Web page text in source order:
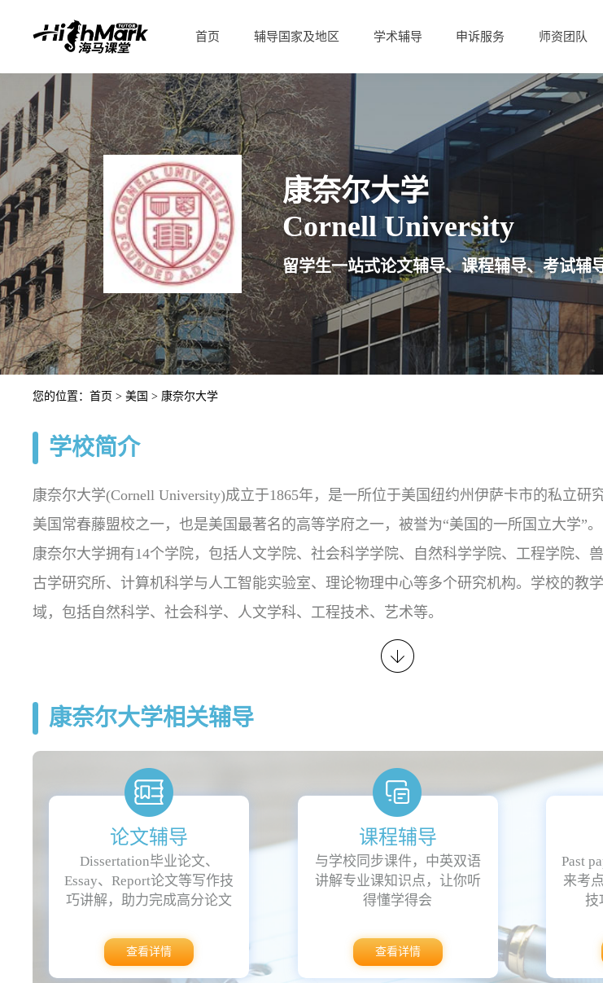
首页 辅导国家及地区 学术辅导 申诉服务 师资团队
康奈尔大学
Cornell University
留学生一站式论文辅导、课程辅导、考试辅
您的位置：首页 >美国 > 康奈尔大学
学校简介
康奈尔大学(Cornell University)成立于1865年，是一所位于美国纽约州伊萨卡市的私立研
美国常春藤盟校之一，也是美国最著名的高等学府之一，被誉为“美国的一所国立大学”。
康奈尔大学拥有14个学院，包括人文学院、社会科学学院、自然科学学院、工程学院、
古学研究所、计算机科学与人工智能实验室、理论物理中心等多个研究机构。学校的教
域，包括自然科学、社会科学、人文学科、工程技术、艺术等。
康奈尔大学在全球享有盛誉，其教育质量和研究水平均居于世界前列。学校拥有一流的
尔奖获得者、图灵奖获得者、菲尔兹奖获得者、麦克阿瑟天才奖获得者等杰出学者。
学校注重培养学生的综合素质和创新能力，提供了丰富的学术和社会实践机会。学生可
团组织、志愿服务活动等，拓展自己的知识面和人际关系，并且学校还有一个全球范围
提供了广泛的职业发展机会。
除了学术成就，康奈尔大学还以其美丽的校园环境和丰富多彩的校园文化而著名。校园
心、音乐厅、体育馆等设施，同时还有众多的活动和节日，如康奈尔大学著名的草莓音
总之，康奈尔大学作为一所享有声誉的研究型大学，为学生提供了广阔的发展空间和丰
秀学子的理想之选。
康奈尔大学相关辅导
论文辅导
Dissertation毕业论文、
Essay、Report论文等写作技
巧讲解，助力完成高分论文
查看详情
课程辅导
与学校同步课件，中英双语
讲解专业课知识点，让你听
得懂学得会
查看详情
Past
来考
技